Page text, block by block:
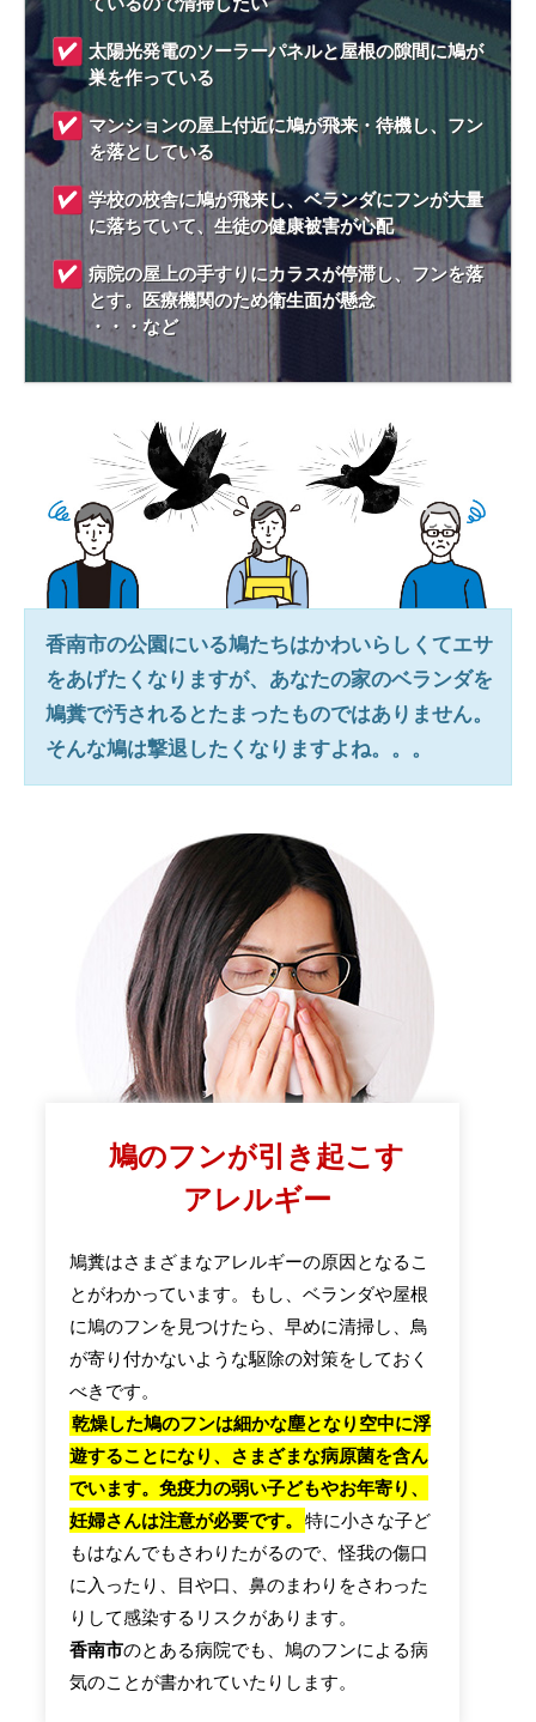
太陽光発電のソーラーパネルと屋根の隙間に鳩が
巣を作っている
マンションの屋上付近に鳩が飛来・待機し、フン
を落としている
学校の校舎に鳩が飛来し、ベランダにフンが大量
に落ちていて、生徒の健康被害が心配
病院の屋上の手すりにカラスが停滞し、フンを落
とす。医療機関のため衛生面が懸念
・・・など
香南市の公園にいる鳩たちはかわいらしくてエサ
をあげたくなりますが、あなたの家のベランダを
鳩糞で汚されるとたまったものではありません。
そんな鳩は撃退したくなりますよね。。。
鳩のフンが引き起こす
アレルギー
鳩糞はさまざまなアレルギーの原因となるこ
とがわかっています。もし、ベランダや屋根
に鳩のフンを見つけたら、早めに清掃し、鳥
が寄り付かないような駆除の対策をしておく
べきです。
乾燥した鳩のフンは細かな塵となり空中に浮
遊することになり、さまざまな病原菌を含ん
でいます。免疫力の弱い子どもやお年寄り、
妊婦さんは注意が必要です。
特に小さな子ど
もはなんでもさわりたがるので、怪我の傷口
に入ったり、目や口、鼻のまわりをさわった
りして感染するリスクがあります。
香南市のとある病院でも、鳩のフンによる病
気のことが書かれていたりします。